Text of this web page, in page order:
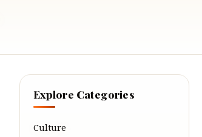
Explore Categories
Culture